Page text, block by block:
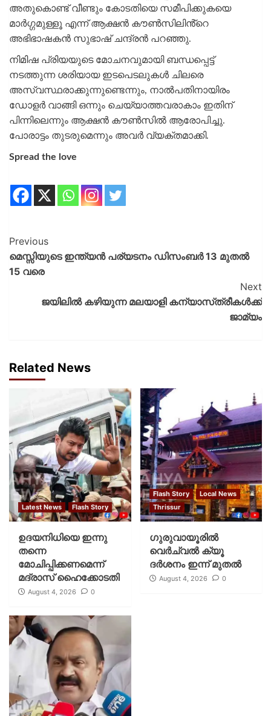
അതുകൊണ്ട് വീണ്ടും കോടതിയെ സമീപിക്കുകയെ
മാർഗ്ഗമുള്ളൂ എന്ന് ആക്ഷൻ കൗൺസിലിൻ്റെ
അഭിഭാഷകൻ സുഭാഷ് ചന്ദ്രൻ പറഞ്ഞു.
നിമിഷ പ്രിയയുടെ മോചനവുമായി ബന്ധപ്പെട്ട്
നടത്തുന്ന ശരിയായ ഇടപെടലുകൾ ചിലരെ
അസ്വസ്ഥരാക്കുന്നുണ്ടെന്നും, നാൽപതിനായിരം
ഡോളർ വാങ്ങി ഒന്നും ചെയ്യാത്തവരാകാം ഇതിന്
പിന്നിലെന്നും ആക്ഷൻ കൗൺസിൽ ആരോപിച്ചു.
പോരാട്ടം തുടരുമെന്നും അവർ വ്യക്തമാക്കി.
Spread the love
Previous
മെസ്സിയുടെ ഇന്ത്യന്‍ പര്യടനം ഡിസംബര്‍ 13 മുതല്‍
15 വരെ
Next
ജയിലില്‍ കഴിയുന്ന മലയാളി കന്യാസ്‌ത്രീകള്‍ക്ക്
ജാമ്യം
Related News
Latest News Flash Story
ഉദയനിധിയെ ഇന്നു
തന്നെ
മോചിപ്പിക്കണമെന്ന്
മദ്രാസ് ഹൈക്കോടതി
August 4, 2026 0
Flash Story
Local News
Thrissur
ഗുരുവായൂരില്‍
വെര്‍ച്വല്‍ ക്യൂ
ദര്‍ശനം ഇന്ന് മുതല്‍
August 4, 2026 0